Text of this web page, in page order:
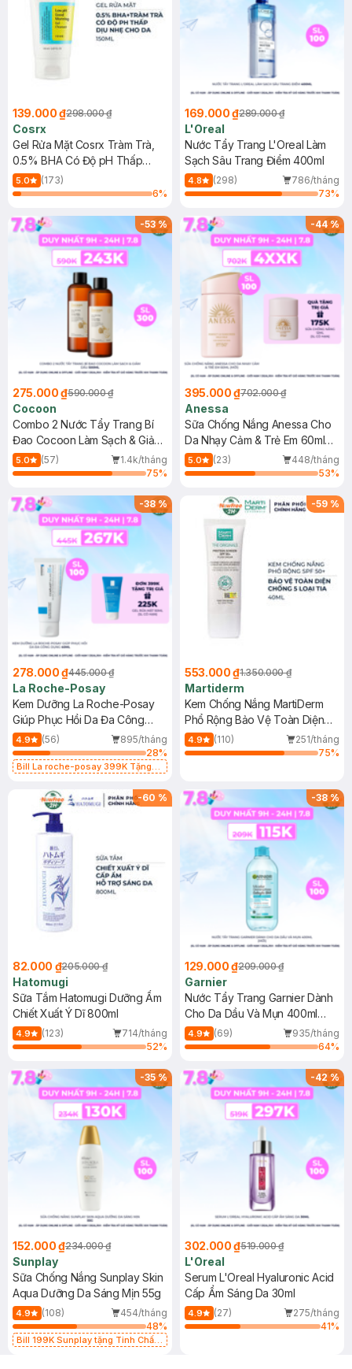
139.000 ₫298.000 ₫
Cosrx
Gel Rửa Mặt Cosrx Tràm Trà,
0.5% BHA Có Độ pH Thấp
150ml
5.0
(173)
6%
169.000 ₫289.000 ₫
L'Oreal
Nước Tẩy Trang L'Oreal Làm
Sạch Sâu Trang Điểm 400ml
4.8 (298)
786/tháng
73%
-53%
275.000 ₫590.000 ₫
Cocoon
Combo 2 Nước Tẩy Trang Bí
Đao Cocoon Làm Sạch & Giảm
Dầu 500ml
5.0 (57)
1.4k/tháng
75%
-44%
395.000 ₫702.000 ₫
Anessa
Sữa Chống Nắng Anessa Cho
Da Nhạy Cảm & Trẻ Em 60ml
(Mới)
5.0 (23)
448/tháng
53%
-38%
278.000 ₫445.000 ₫
La Roche-Posay
Kem Dưỡng La Roche-Posay
Giúp Phục Hồi Da Đa Công
Dụng 40ml
4.9 (56)
895/tháng
28%
Bill La roche-posay 399K Tặng
(SL có hạn)
-59 %
553.000 ₫1.350.000 ₫
Martiderm
Kem Chống Nắng MartiDerm
Phổ Rộng Bảo Vệ Toàn Diện
40ml
4.9 (110)
251/tháng
75%
-60 %
82.000 ₫205.000 ₫
Hatomugi
Sữa Tắm Hatomugi Dưỡng Ẩm
Chiết Xuất Ý Dĩ 800ml
4.9 (123)
714/tháng
52%
-38%
129.000 ₫209.000 ₫
Garnier
Nước Tẩy Trang Garnier Dành
Cho Da Dầu Và Mụn 400ml
(Mới)
4.9 (69)
935/tháng
64%
-35%
152.000 ₫234.000 ₫
Sunplay
Sữa Chống Nắng Sunplay Skin
Aqua Dưỡng Da Sáng Mịn 55g
4.9 (108)
454/tháng
48%
Bill 199K Sunplay tặng Tinh Chất
-42%
302.000 ₫519.000 ₫
L'Oreal
Serum L'Oreal Hyaluronic Acid
Cấp Ẩm Sáng Da 30ml
4.9 (27)
275/tháng
41%